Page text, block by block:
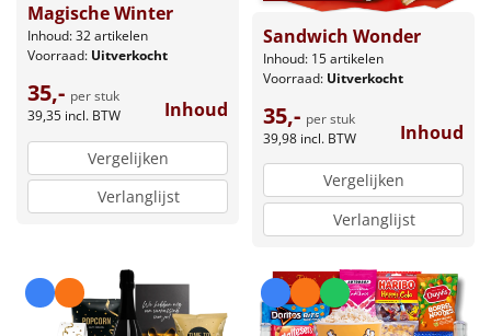
Magische Winter
Inhoud: 32 artikelen
Voorraad: Uitverkocht
35,- per stuk
39,35 incl. BTW Inhoud
Vergelijken
Verlanglijst
Sandwich Wonder
Inhoud: 15 artikelen
Voorraad: Uitverkocht
35,- per stuk
39,98 incl. BTW Inhoud
Vergelijken
Verlanglijst